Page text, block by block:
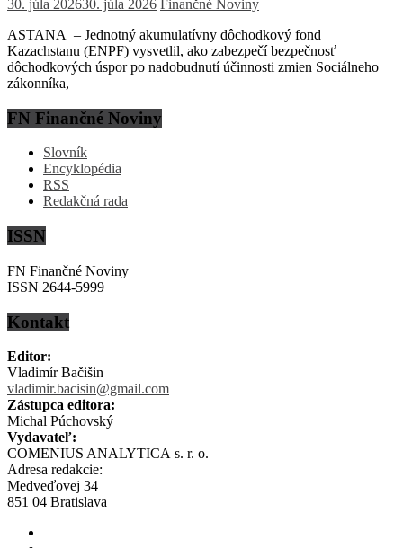
30. júla 202630. júla 2026 Finančné Noviny
ASTANA – Jednotný akumulatívny dôchodkový fond
Kazachstanu (ENPF) vysvetlil, ako zabezpečí bezpečnosť
dôchodkových úspor po nadobudnutí účinnosti zmien Sociálneho
zákonníka,
FN Finančné Noviny
Slovník
Encyklopédia
RSS
Redakčná rada
ISSN
FN Finančné Noviny
ISSN 2644-5999
Kontakt
Editor:
Vladimír Bačišin
vladimir.bacisin@gmail.com
Zástupca editora:
Michal Púchovský
Vydavateľ:
COMENIUS ANALYTICA s. r. o.
Adresa redakcie:
Medveďovej 34
851 04 Bratislava